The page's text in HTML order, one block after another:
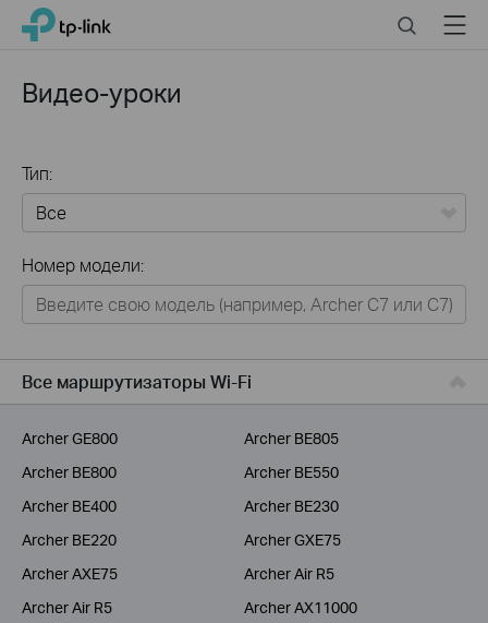
Click
navigation
TP-Link, Reliably Smart SearchMenu
Видео-уроки
Тип:
Для дома
Умный дом
Для операторов связи
Номер модели:
Все маршрутизаторы Wi-Fi
Archer GE800
Archer BE805
Archer BE800
Archer BE550
Archer BE400
Archer BE230
Archer BE220
Archer GXE75
Archer AXE75
Archer Air R5
Archer Air R5
Archer AX11000